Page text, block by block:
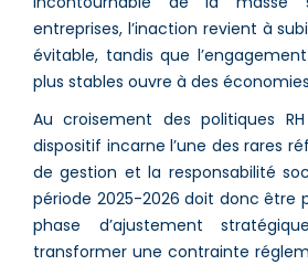
entreprises, l’inaction revient à
évitable, tandis que
plus stables ouvre à des
Au croisement des politiques
dispositif incarne l’une des rares
de gestion et la responsabilité
période 2025-2026 doit donc être
phase d’ajustement
transformer une contrainte